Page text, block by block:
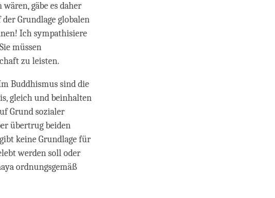
gäbe es daher
Grundlage globalen
Ich sympathisiere
müssen
zu leisten.
Buddhismus sind die
gleich und beinhalten
Grund sozialer
übertrug beiden
keine Grundlage für
werden soll oder
ordnungsgemäß